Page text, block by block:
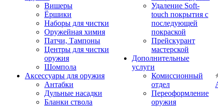
Вишеры
Ёршики
Наборы для чистки
Оружейная химия
Патчи, Тампоны
Центры для чистки
оружия
Шомпола
Аксессуары для оружия
Антабки
Дульные насадки
Бланки ствола
Удаление Soft-
touch покрытия с
последующей
покраской
Прейскурант
мастерской
Дополнительные
услуги
Комиссионный
отдел
Переоформление
оружия